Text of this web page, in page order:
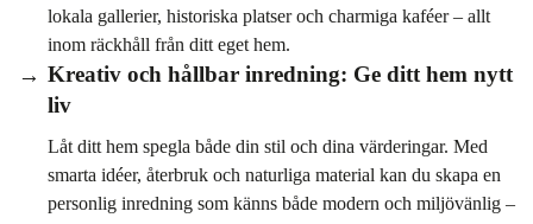
lokala gallerier, historiska platser och charmiga kaféer – allt
inom räckhåll från ditt eget hem.
Kreativ och hållbar inredning: Ge ditt hem nytt
liv
Låt ditt hem spegla både din stil och dina värderingar. Med
smarta idéer, återbruk och naturliga material kan du skapa en
personlig inredning som känns både modern och miljövänlig –